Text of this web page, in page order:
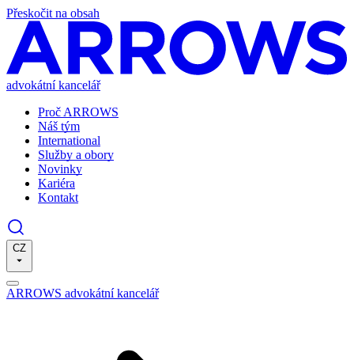
Přeskočit na obsah
advokátní kancelář
Proč ARROWS
Náš tým
International
Služby a obory
Novinky
Kariéra
Kontakt
CZ
ARROWS advokátní kancelář